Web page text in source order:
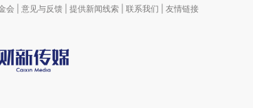
会 意见与反馈 提供新闻线索 联系我们 友情链接